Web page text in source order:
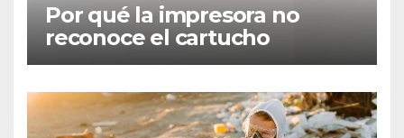
Por qué la impresora no
reconoce el cartucho